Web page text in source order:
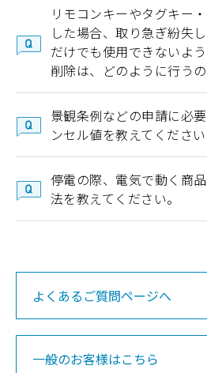
リモコンキーやタグキー
した場合、取り急ぎ紛失
だけでも使用できないよ
削除は、どのように行うの
景観条例などの申請に必
ンセル値を教えてください
停電の際、電気で動く商
法を教えてください。
よくあるご質問ページへ
一般のお客様はこちら